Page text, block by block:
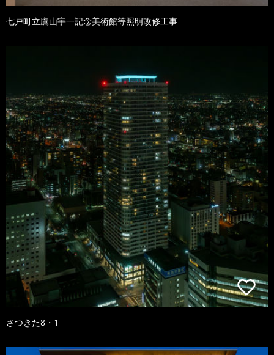
七戸町立鷹山宇一記念美術館等照明改修工事
さつきた8・1